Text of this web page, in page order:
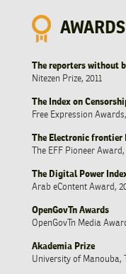
The reporters without
Nitezen Prize, 2011
The Index on
Free Expression
The Electronic frontier
The EFF Pioneer Award,
The Digital Power
Arab eContent Award,
OpenGovTn Awards
OpenGovTn Media
Akademia Prize
University of Manouba,